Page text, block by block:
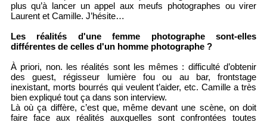
plus qu’à lancer un appel aux meufs photographes ou virer
Laurent et Camille. J’hésite…
Les réalités d'une femme photographe sont-elles
différentes de celles d'un homme photographe ?
À priori, non. les réalités sont les mêmes : difficulté d’obtenir
des guest, régisseur lumière fou ou au bar, frontstage
inexistant, morts bourrés qui veulent t’aider, etc. Camille a très
bien expliqué tout ça dans son interview.
Là où ça diffère, c’est que, même devant une scène, on doit
faire face aux réalités auxquelles sont confrontées toutes